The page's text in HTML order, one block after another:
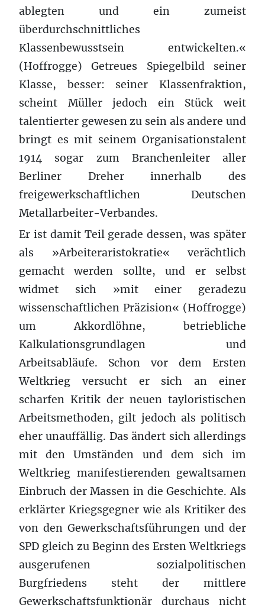
ablegten und ein zumeist
überdurchschnittliches
Klassenbewusstsein entwickelten.«
(Hoffrogge) Getreues Spiegelbild seiner
Klasse, besser: seiner Klassenfraktion,
scheint Müller jedoch ein Stück weit
talentierter gewesen zu sein als andere und
bringt es mit seinem Organisationstalent
1914 sogar zum Branchenleiter aller
Berliner Dreher innerhalb des
freigewerkschaftlichen Deutschen
Metallarbeiter-Verbandes.
Er ist damit Teil gerade dessen, was später
als »Arbeiteraristokratie« verächtlich
gemacht werden sollte, und er selbst
widmet sich »mit einer geradezu
wissenschaftlichen Präzision« (Hoffrogge)
um Akkordlöhne, betriebliche
Kalkulationsgrundlagen und
Arbeitsabläufe. Schon vor dem Ersten
Weltkrieg versucht er sich an einer
scharfen Kritik der neuen tayloristischen
Arbeitsmethoden, gilt jedoch als politisch
eher unauffällig. Das ändert sich allerdings
mit den Umständen und dem sich im
Weltkrieg manifestierenden gewaltsamen
Einbruch der Massen in die Geschichte. Als
erklärter Kriegsgegner wie als Kritiker des
von den Gewerkschaftsführungen und der
SPD gleich zu Beginn des Ersten Weltkriegs
ausgerufenen sozialpolitischen
Burgfriedens steht der mittlere
Gewerkschaftsfunktionär durchaus nicht